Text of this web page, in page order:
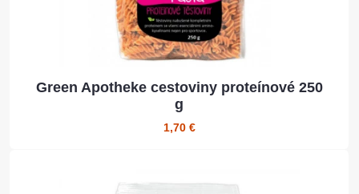
Green Apotheke cestoviny proteínové 250
g
1,70 €